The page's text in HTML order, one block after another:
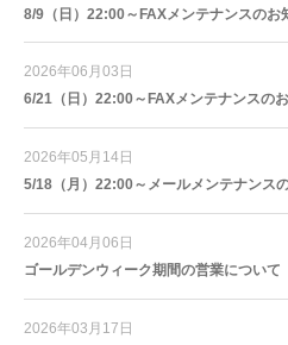
8/9（日）22:00～FAXメンテナンスのお
2026年06月03日
6/21（日）22:00～FAXメンテナンスの
2026年05月14日
5/18（月）22:00～メールメンテナンス
2026年04月06日
ゴールデンウィーク期間の営業について
2026年03月17日